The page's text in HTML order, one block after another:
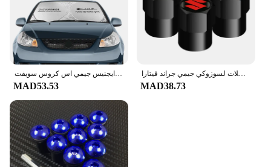
لسوزوكي ألتو بالينو سيليريو سياز خط الاستواء ارتيغا جراند فيتارا ايجنيس جيمي اس كروس سويفت SX4 فيتارا زجاج السيارة الأمامي للشمس
MAD53.53
السيارات الجلد المدبوغ مفتاح حزام حلقة رئيسية سبائك معدنية غطاء الصمام قبعات العجلات لسوزوكي جيمي جراند فيتارا sx4 سويفت ألتو
MAD38.73